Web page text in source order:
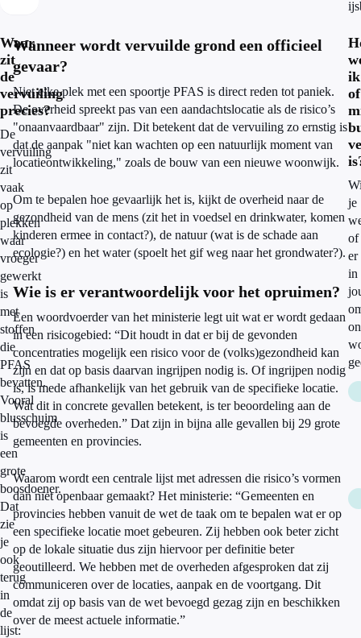
Waar
zit
de
vervuiling
precies?
De
vervuiling
zit
vaak
op
plekken
waar
vroeger
gewerkt
is
met
stoffen
die
PFAS
bevatten.
Vooral
blusschuim
is
een
grote
boosdoener.
Dat
zie
je
ook
terug
in
de
lijst:
Wanneer wordt vervuilde grond een officieel
gevaar?
Niet elke plek met een spoortje PFAS is direct reden tot paniek.
De overheid spreekt pas van een aandachtslocatie als de risico’s
"onaanvaardbaar" zijn. Dit betekent dat de vervuiling zo ernstig is
dat de aanpak "niet kan wachten op een natuurlijk moment van
locatieontwikkeling," zoals de bouw van een nieuwe woonwijk.
Om te bepalen hoe gevaarlijk het is, kijkt de overheid naar de
gezondheid van de mens (zit het in voedsel en drinkwater, komen
kinderen ermee in contact?), de natuur (wat is de schade aan
ecologie?) en het water (spoelt het gif weg naar het grondwater?).
Wie is er verantwoordelijk voor het opruimen?
Een woordvoerder van het ministerie legt uit wat er wordt gedaan
in een risicogebied: “Dit houdt in dat er bij de gevonden
concentraties mogelijk een risico voor de (volks)gezondheid kan
zijn en dat op basis daarvan ingrijpen nodig is. Of ingrijpen nodig
is, is mede afhankelijk van het gebruik van de specifieke locatie.
Wat dit in concrete gevallen betekent, is ter beoordeling aan de
bevoegde overheden.” Dat zijn in bijna alle gevallen bij 29 grote
gemeenten en provincies.
Waarom wordt een centrale lijst met adressen die risico’s vormen
dan niet openbaar gemaakt? Het ministerie: “Gemeenten en
provincies hebben vanuit de wet de taak om te bepalen wat er op
een specifieke locatie moet gebeuren. Zij hebben ook beter zicht
op de lokale situatie dus zijn hiervoor per definitie beter
geoutilleerd. We hebben met de overheden afgesproken dat zij
communiceren over de locaties, aanpak en de voortgang. Dit
omdat zij op basis van de wet bevoegd gezag zijn en beschikken
over de meest actuele informatie.”
ik
of
je
of
er
in